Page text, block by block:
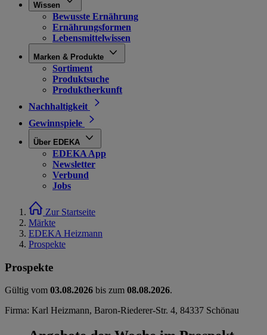
Wissen
Bewusste Ernährung
Ernährungsformen
Lebensmittelwissen
Marken & Produkte
Sortiment
Produktsuche
Produktherkunft
Nachhaltigkeit
Gewinnspiele
Über EDEKA
EDEKA App
Newsletter
Verbund
Jobs
Zur Startseite
Märkte
EDEKA Heizmann
Prospekte
Prospekte
Gültig vom 03.08.2026 bis zum 08.08.2026.
Firma: Karl Heizmann, Baron-Riederer-Str. 4, 84337 Schönau